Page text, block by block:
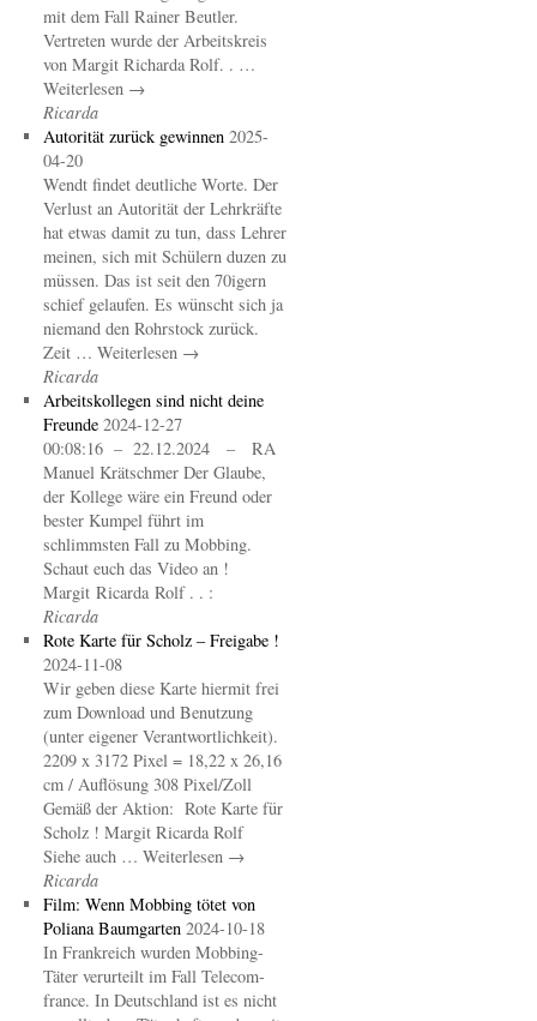
mit dem Fall Rainer Beutler.
Vertreten wurde der Arbeitskreis
von Margit Richarda Rolf. . …
Weiterlesen →
Ricarda
Autorität zurück gewinnen 2025-
04-20
Wendt findet deutliche Worte. Der
Verlust an Autorität der Lehrkräfte
hat etwas damit zu tun, dass Lehrer
meinen, sich mit Schülern duzen zu
müssen. Das ist seit den 70igern
schief gelaufen. Es wünscht sich ja
niemand den Rohrstock zurück.
Zeit … Weiterlesen →
Ricarda
Arbeitskollegen sind nicht deine
Freunde 2024-12-27
00:08:16 – 22.12.2024 – RA
Manuel Krätschmer Der Glaube,
der Kollege wäre ein Freund oder
bester Kumpel führt im
schlimmsten Fall zu Mobbing.
Schaut euch das Video an !
Margit Ricarda Rolf . . :
Ricarda
Rote Karte für Scholz – Freigabe !
2024-11-08
Wir geben diese Karte hiermit frei
zum Download und Benutzung
(unter eigener Verantwortlichkeit).
2209 x 3172 Pixel = 18,22 x 26,16
cm / Auflösung 308 Pixel/Zoll
Gemäß der Aktion: Rote Karte für
Scholz ! Margit Ricarda Rolf
Siehe auch … Weiterlesen →
Ricarda
Film: Wenn Mobbing tötet von
Poliana Baumgarten 2024-10-18
In Frankreich wurden Mobbing-
Täter verurteilt im Fall Telecom-
france. In Deutschland ist es nicht